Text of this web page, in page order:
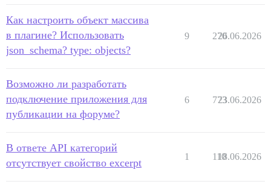
Как настроить объект массива
в плагине? Использовать
json_schema? type: objects?
9 270
26.06.2026
Возможно ли разработать
подключение приложения для
публикации на форуме?
6 773
23.06.2026
В ответе API категорий
отсутствует свойство excerpt
1 110
18.06.2026